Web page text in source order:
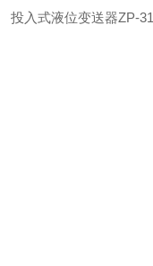
投入式液位变送器ZP-